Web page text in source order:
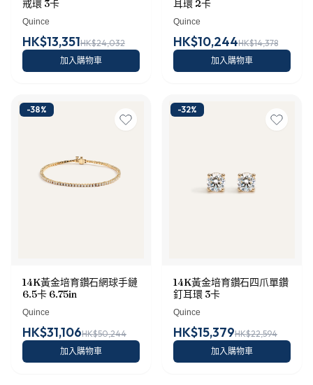
戒環 3卡
Quince
HK$13,351HK$24,032
加入購物車
耳環 2卡
Quince
HK$10,244HK$14,378
加入購物車
-38%
14K黃金培育鑽石網球手鏈
6.5卡 6.75in
Quince
HK$31,106HK$50,244
加入購物車
-32%
14K黃金培育鑽石四爪單鑽
釘耳環 3卡
Quince
HK$15,379HK$22,594
加入購物車